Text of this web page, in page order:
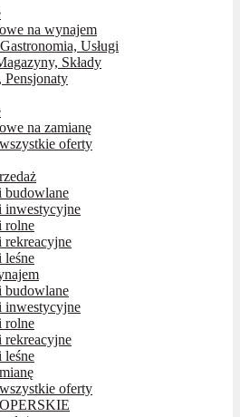
na wynajem
Usługi
Składy
Pensjonaty
na zamianę
oferty
budowlane
inwestycyjne
rolne
rekreacyjne
leśne
budowlane
inwestycyjne
rolne
rekreacyjne
leśne
oferty